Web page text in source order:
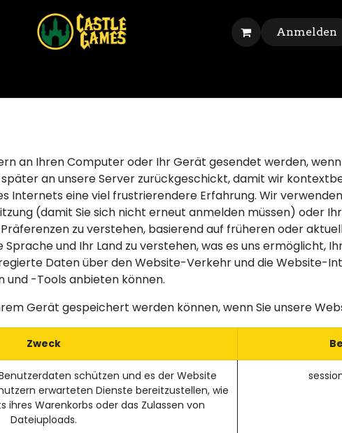
Anmelden
an Ihren Computer oder Ihr Gerät gesendet werden,
an unsere Server zurückgeschickt, damit wir
Internets eine viel frustrierendere Erfahrung. Wir
(damit Sie sich nicht erneut anmelden müssen) oder
zu verstehen, basierend auf früheren oder
und Ihr Land zu verstehen, was es uns ermöglicht,
Daten über den Website-Verkehr und die Website-
und -Tools anbieten können.
Gerät gespeichert werden können, wenn Sie unsere
Zweck
schützen und es der Website
erwarteten Dienste bereitzustellen, wie
ihres Warenkorbs oder das Zulassen von
Dateiuploads.